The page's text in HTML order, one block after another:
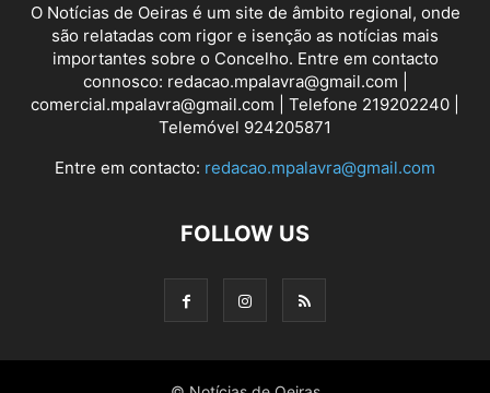
O Notícias de Oeiras é um site de âmbito regional, onde
são relatadas com rigor e isenção as notícias mais
importantes sobre o Concelho. Entre em contacto
connosco: redacao.mpalavra@gmail.com |
comercial.mpalavra@gmail.com | Telefone 219202240 |
Telemóvel 924205871
Entre em contacto: redacao.mpalavra@gmail.com
FOLLOW US